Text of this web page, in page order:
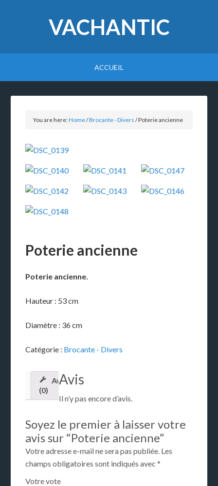
VACHANTIC
ACCUEIL
You are here:Home/Brocante - Divers /Poterie ancienne
Poterie ancienne
Poterie ancienne.
Hauteur : 53 cm
Diamètre : 36 cm
Catégorie : Brocante - Divers
Avis
(0)
Avis
Il n’y pas encore d’avis.
Soyez le premier à laisser votre
avis sur “Poterie ancienne”
Votre adresse e-mail ne sera pas publiée. Les
champs obligatoires sont indiqués avec*
Votre vote